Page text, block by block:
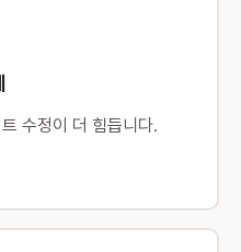
수정이 더 힘듭니다.